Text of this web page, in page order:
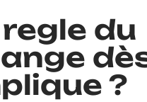
du
?